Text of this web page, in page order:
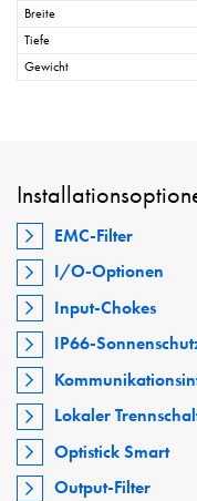
Breite
Tiefe
Gewicht
EMC-Filter
I/O-Optionen
Input-Chokes
IP66-
Lokaler
Optistick Smart
Output-Filter